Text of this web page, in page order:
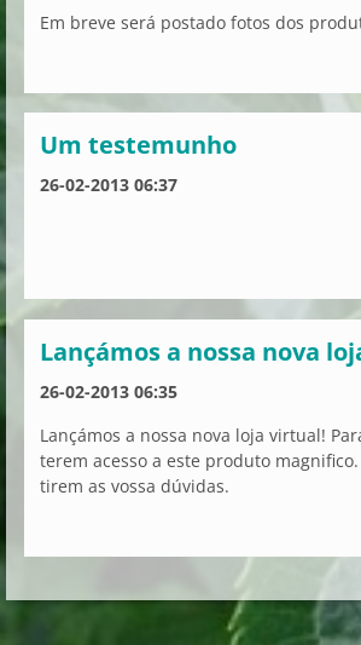
Em breve será postado fotos dos
Um testemunho
26-02-2013 06:37
Lançámos a nossa nova
26-02-2013 06:35
Lançámos a nossa nova loja virtual!
terem acesso a este produto
tirem as vossa dúvidas.